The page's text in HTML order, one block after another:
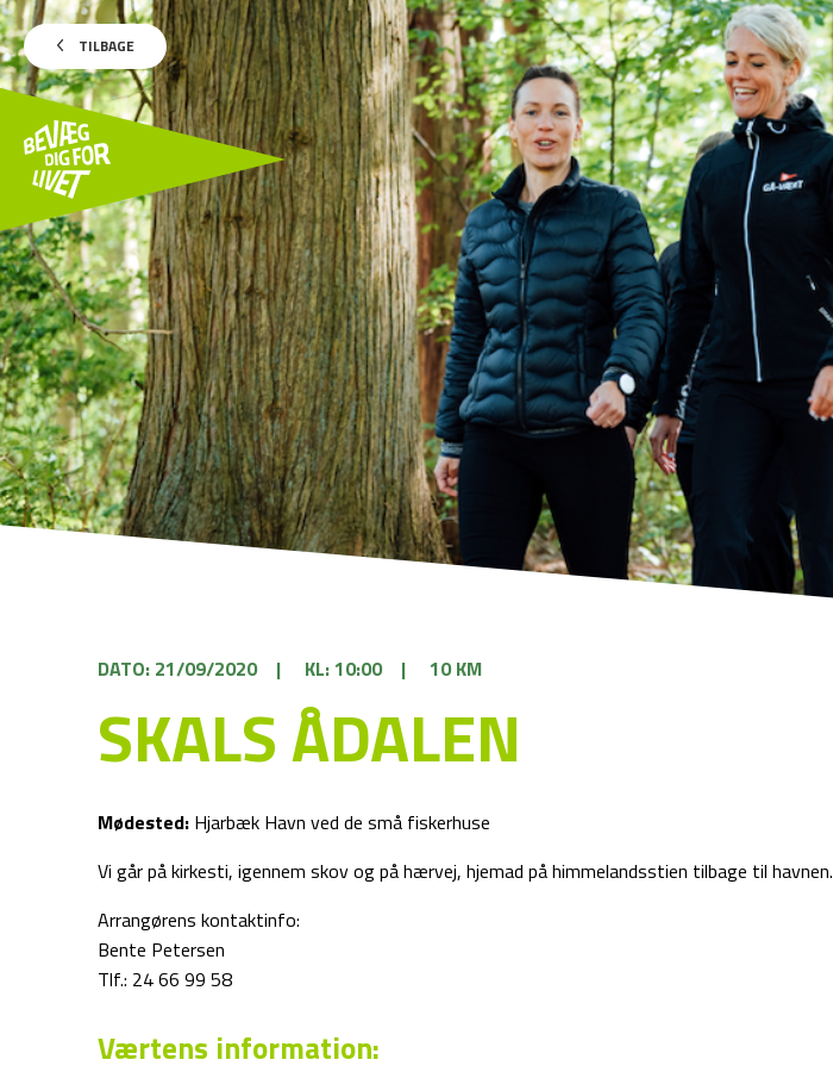
TILBAGE
DATO: 21/09/2020 | KL: 10:00 | 10 KM
SKALS ÅDALEN
Mødested: Hjarbæk Havn ved de små fiskerhuse
Vi går på kirkesti, igennem skov og på hærvej, hjemad på himmelandsstien tilbage til havnen.
Arrangørens kontaktinfo:
Bente Petersen
Tlf.: 24 66 99 58
Værtens information: